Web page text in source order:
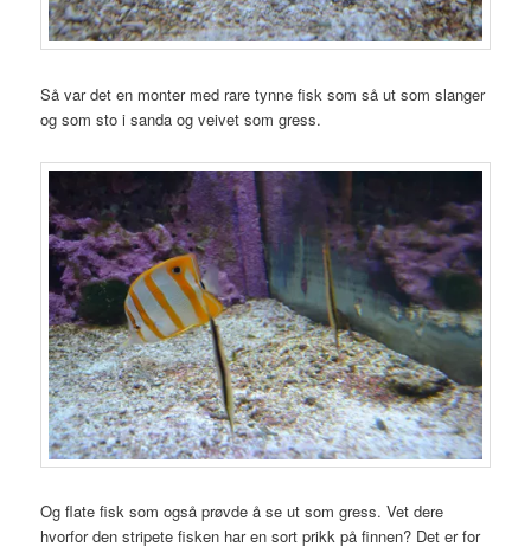
Så var det en monter med rare tynne fisk som så ut som slanger
og som sto i sanda og veivet som gress.
Og flate fisk som også prøvde å se ut som gress. Vet dere
hvorfor den stripete fisken har en sort prikk på finnen? Det er for